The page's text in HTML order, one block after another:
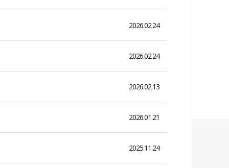
2026.02.24
2026.02.24
2026.02.13
2026.01.21
2025.11.24